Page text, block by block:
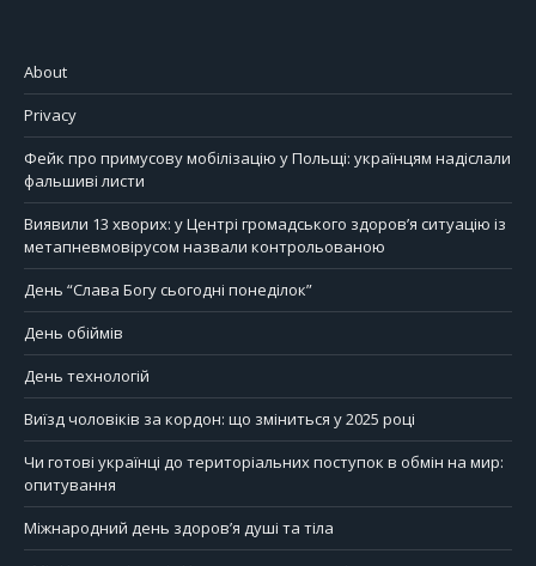
About
Privacy
Фейк про примусову мобілізацію у Польщі: українцям надіслали
фальшиві листи
Виявили 13 хворих: у Центрі громадського здоров’я ситуацію із
метапневмовірусом назвали контрольованою
День “Слава Богу сьогодні понеділок”
День обіймів
День технологій
Виїзд чоловіків за кордон: що зміниться у 2025 році
Чи готові українці до територіальних поступок в обмін на мир:
опитування
Міжнародний день здоров’я душі та тіла